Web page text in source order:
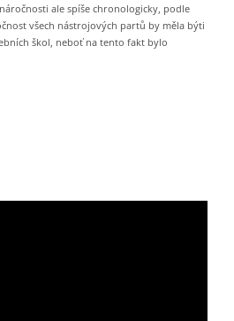
ale spíše chronologicky, podle
všech nástrojových partů by měla býti
škol, neboť na tento fakt bylo